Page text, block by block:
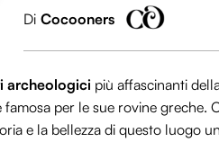
Di Cocooners
archeologici più affascinanti
famosa per le sue rovine
e la bellezza di questo luogo